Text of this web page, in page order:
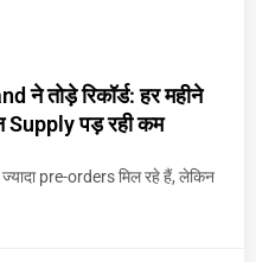
ने तोड़े रिकॉर्ड: हर महीने
पड़ रही कम
pre-orders मिल रहे हैं, लेकिन